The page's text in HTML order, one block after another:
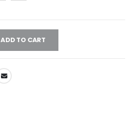
ADD TO CART